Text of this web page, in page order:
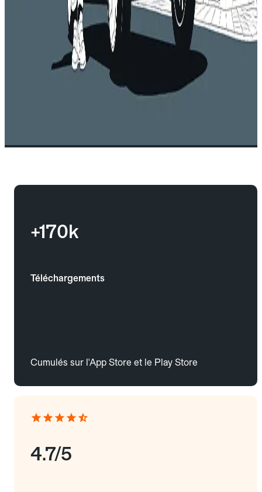
+170k
Téléchargements
Cumulés sur l'App Store et le Play Store
4.7/5